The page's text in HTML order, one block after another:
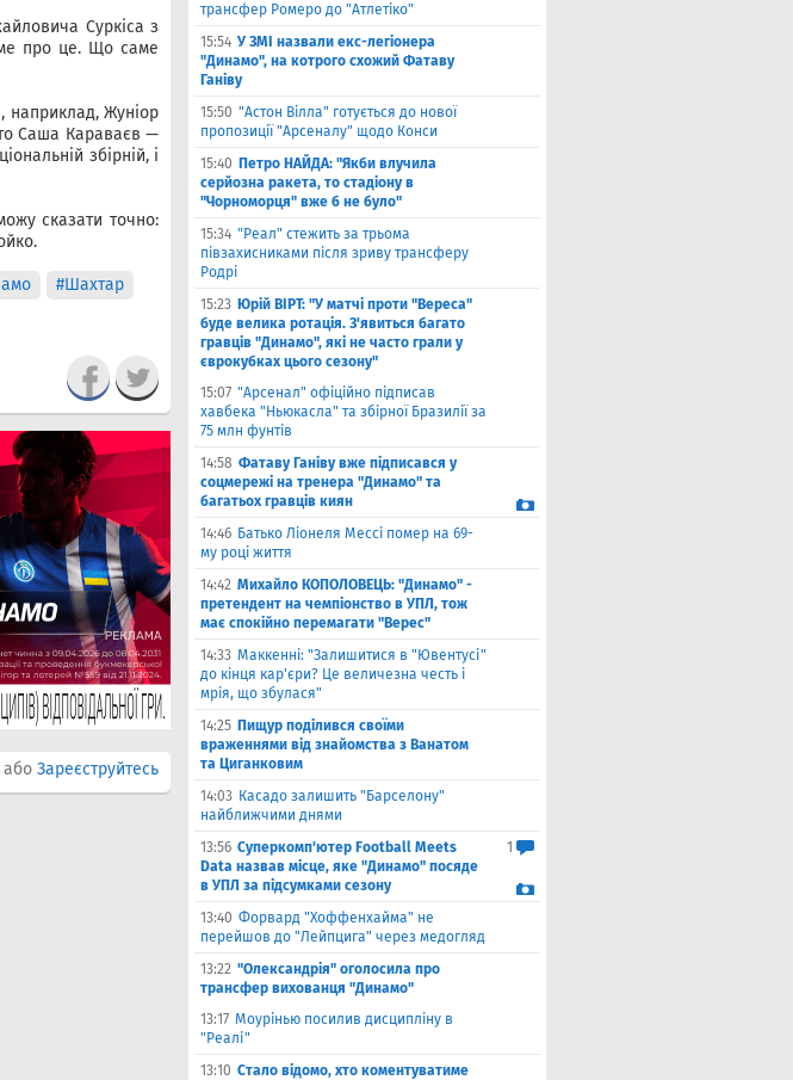
Суркіса з
про це. Що саме
наприклад, Жуніор
Саша Караваєв —
збірній, і
сказати точно:
#Шахтар
або Зареєструйтесь
трансфер Ромеро до "Атлетіко"
15:54 У ЗМІ назвали екс-легіонера
"Динамо", на котрого схожий Фатаву
Ганіву
15:50 "Астон Вілла" готується до нової
пропозиції "Арсеналу" щодо Конси
15:40 Петро НАЙДА: "Якби влучила
серйозна ракета, то стадіону в
"Чорноморця" вже б не було"
15:34 "Реал" стежить за трьома
півзахисниками після зриву трансферу
Родрі
15:23 Юрій ВІРТ: "У матчі проти "Вереса"
буде велика ротація. З'явиться багато
гравців "Динамо", які не часто грали у
єврокубках цього сезону"
15:07 "Арсенал" офіційно підписав
хавбека "Ньюкасла" та збірної Бразилії за
75 млн фунтів
14:58 Фатаву Ганіву вже підписався у
соцмережі на тренера "Динамо" та
багатьох гравців киян
14:46 Батько Ліонеля Мессі помер на 69-
му році життя
14:42 Михайло КОПОЛОВЕЦЬ: "Динамо" -
претендент на чемпіонство в УПЛ, тож
має спокійно перемагати "Верес"
14:33 Маккенні: "Залишитися в "Ювентусі"
до кінця кар'єри? Це величезна честь і
мрія, що збулася"
14:25 Пищур поділився своїми
враженнями від знайомства з Ванатом
та Циганковим
14:03 Касадо залишить "Барселону"
найближчими днями
13:56 Суперкомп'ютер Football Meets
Data назвав місце, яке "Динамо" посяде
в УПЛ за підсумками сезону
1
13:40 Форвард "Хоффенхайма" не
перейшов до "Лейпцига" через медогляд
13:22 "Олександрія" оголосила про
трансфер вихованця "Динамо"
13:17 Моурінью посилив дисципліну в
"Реалі"
13:10 Стало відомо, хто коментуватиме